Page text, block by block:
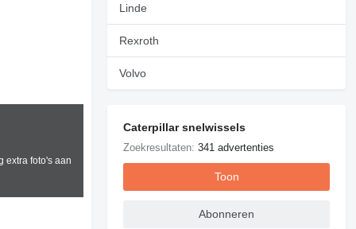
extra foto's aan
Linde
Rexroth
Volvo
Caterpillar snelwissels
Zoekresultaten:341 advertenties
Toon
Abonneren